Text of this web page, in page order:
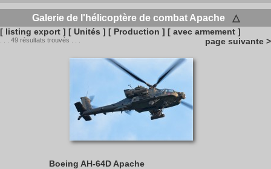
Galerie de l'hélicoptère de combat Apache △
[ listing export ] [ Unités ] [ Production ] [ avec armement ]
. . . 49 résultats trouvés . . . page suivante >
Boeing AH-64D Apache